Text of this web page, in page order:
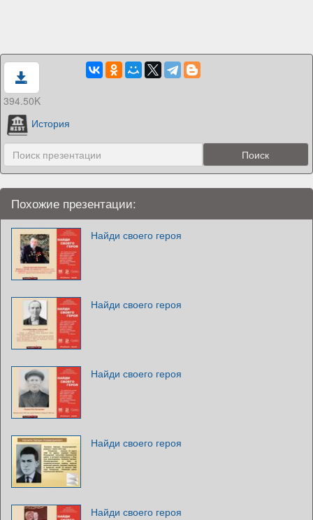
394.50K
История
Похожие презентации:
Найди своего героя
Найди своего героя
Найди своего героя
Найди своего героя
Найди своего героя